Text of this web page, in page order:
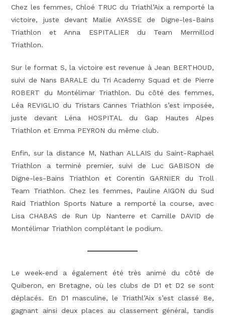
Chez les femmes, Chloé TRUC du Triathl’Aix a remporté la
victoire, juste devant Maïlie AYASSE de Digne-les-Bains
Triathlon et Anna ESPITALIER du Team Mermillod
Triathlon.
Sur le format S, la victoire est revenue à Jean BERTHOUD,
suivi de Nans BARALE du Tri Academy Squad et de Pierre
ROBERT du Montélimar Triathlon. Du côté des femmes,
Léa REVIGLIO du Tristars Cannes Triathlon s’est imposée,
juste devant Léna HOSPITAL du Gap Hautes Alpes
Triathlon et Emma PEYRON du même club.
Enfin, sur la distance M, Nathan ALLAIS du Saint-Raphaël
Triathlon a terminé premier, suivi de Luc GABISON de
Digne-les-Bains Triathlon et Corentin GARNIER du Troll
Team Triathlon. Chez les femmes, Pauline AIGON du Sud
Raid Triathlon Sports Nature a remporté la course, avec
Lisa CHABAS de Run Up Nanterre et Camille DAVID de
Montélimar Triathlon complétant le podium.
Le week-end a également été très animé du côté de
Quiberon, en Bretagne, où les clubs de D1 et D2 se sont
déplacés. En D1 masculine, le Triathl’Aix s’est classé 8e,
gagnant ainsi deux places au classement général, tandis